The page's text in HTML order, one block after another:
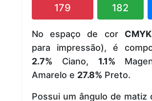
179 182
No espaço de cor CMYK
para impressão), é
2.7% Ciano, 1.1%
Amarelo e 27.8% Preto.
Possui um ângulo de matiz